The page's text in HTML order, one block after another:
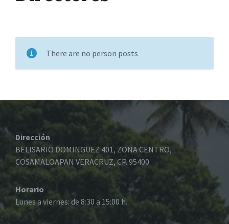
There are no person posts
Dirección
BELISARIO DOMINGUEZ 401, ZONA CENTRO,
COSAMALOAPAN VERACRUZ, CP. 95400
Horario
Lunes a viernes: de 8:30 a 15:00 h.